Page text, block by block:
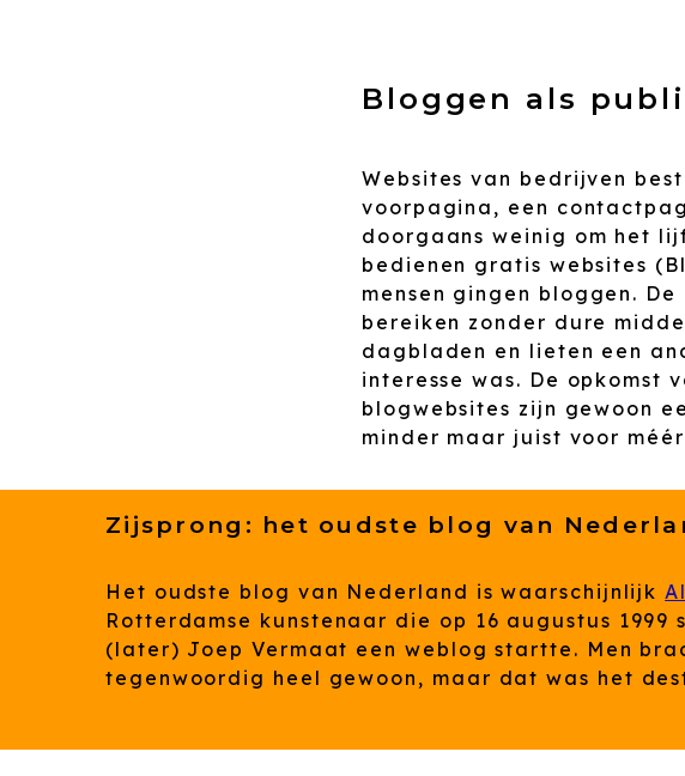
Bloggen als
Websites van bedrijven
voorpagina, een
doorgaans weinig om het
bedienen gratis websites
mensen gingen bloggen.
bereiken zonder dure
dagbladen en lieten een
interesse was. De opkomst
blogwebsites zijn gewoon
minder maar juist voor
Zijsprong: het oudste blog van
Het oudste blog van Nederland is waarschijnlijk
Rotterdamse kunstenaar die op 16 augustus
(later) Joep Vermaat een weblog startte. Men
tegenwoordig heel gewoon, maar dat was het